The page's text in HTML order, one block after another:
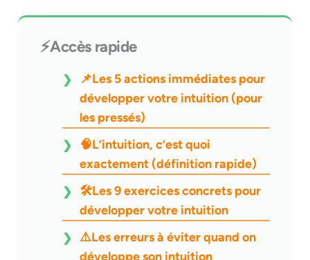
⚡Accès rapide
📌Les 5 actions immédiates pour
développer votre intuition (pour
les pressés)
🧠L’intuition, c’est quoi
exactement (définition rapide)
🛠️Les 9 exercices concrets pour
développer votre intuition
⚠️Les erreurs à éviter quand on
développe son intuition